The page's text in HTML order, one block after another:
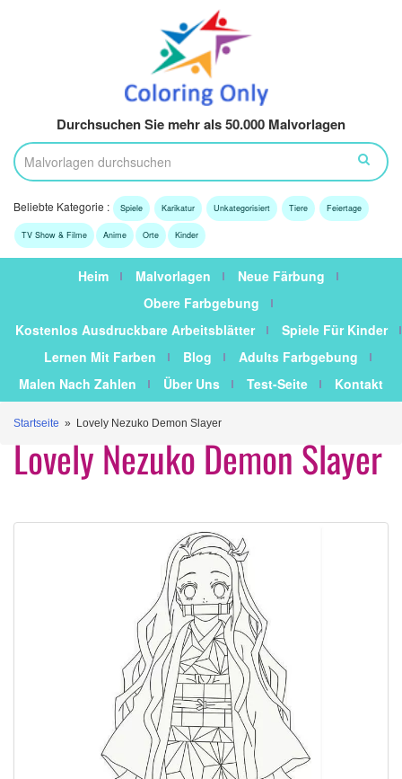
Durchsuchen Sie mehr als 50.000 Malvorlagen
Beliebte Kategorie : Spiele Karikatur Unkategorisiert Tiere Feiertage
TV Show & Filme Anime Orte Kinder
Heim Malvorlagen
Neue Färbung
Obere Farbgebung
Kostenlos Ausdruckbare Arbeitsblätter
Spiele Für Kinder
Lernen Mit Farben
Blog
Adults Farbgebung
Malen Nach Zahlen
Über Uns Test-Seite Kontakt
Startseite » Lovely Nezuko Demon Slayer
Lovely Nezuko Demon Slayer